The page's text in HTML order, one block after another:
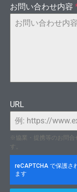
お問い合わせ内容
URL
※協業・提携等のお問合
す。